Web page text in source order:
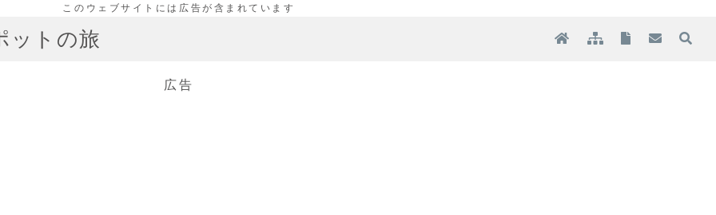
ットの旅
広告